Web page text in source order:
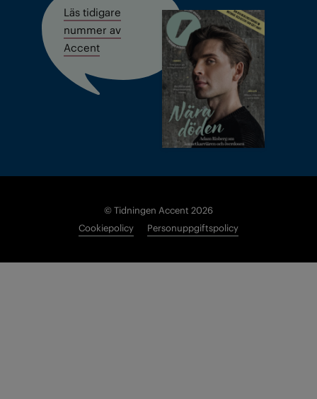
Läs tidigare
nummer av
Accent
© Tidningen Accent 2026
Cookiepolicy
Personuppgiftspolicy